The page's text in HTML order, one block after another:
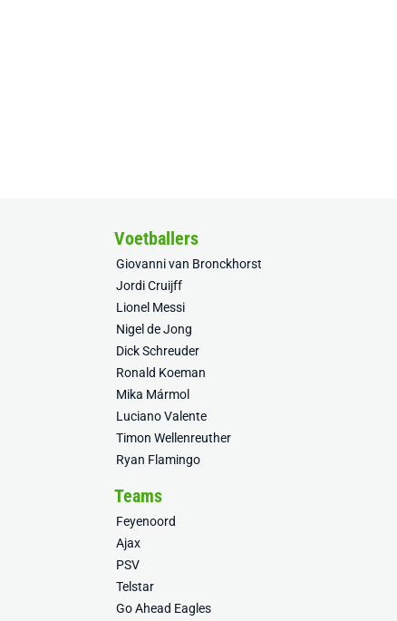
Voetballers
Giovanni van Bronckhorst
Jordi Cruijff
Lionel Messi
Nigel de Jong
Dick Schreuder
Ronald Koeman
Mika Mármol
Luciano Valente
Timon Wellenreuther
Ryan Flamingo
Teams
Feyenoord
Ajax
PSV
Telstar
Go Ahead Eagles